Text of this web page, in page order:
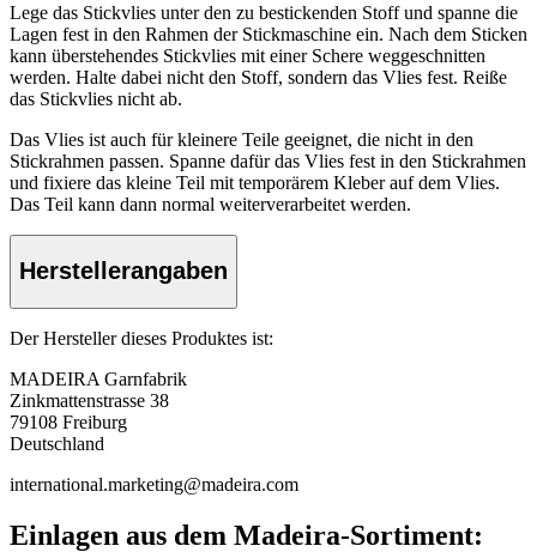
Lege das Stickvlies unter den zu bestickenden Stoff und spanne die
Lagen fest in den Rahmen der Stickmaschine ein. Nach dem Sticken
kann überstehendes Stickvlies mit einer Schere weggeschnitten
werden. Halte dabei nicht den Stoff, sondern das Vlies fest. Reiße
das Stickvlies nicht ab.
Das Vlies ist auch für kleinere Teile geeignet, die nicht in den
Stickrahmen passen. Spanne dafür das Vlies fest in den Stickrahmen
und fixiere das kleine Teil mit temporärem Kleber auf dem Vlies.
Das Teil kann dann normal weiterverarbeitet werden.
Herstellerangaben
Der Hersteller dieses Produktes ist:
MADEIRA Garnfabrik
Zinkmattenstrasse 38
79108 Freiburg
Deutschland
international.marketing@madeira.com
Einlagen aus dem Madeira-Sortiment: